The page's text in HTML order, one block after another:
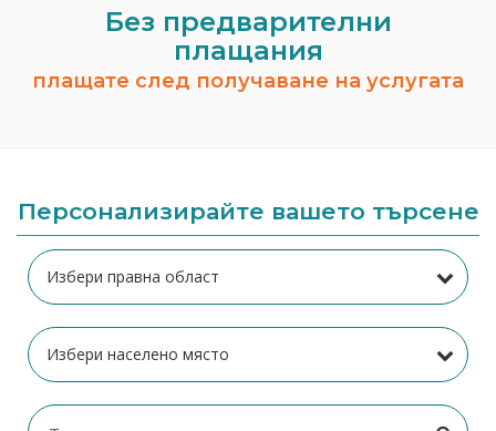
Без предварителни
плащания
плащате след получаване на услугата
Персонализирайте вашето търсене